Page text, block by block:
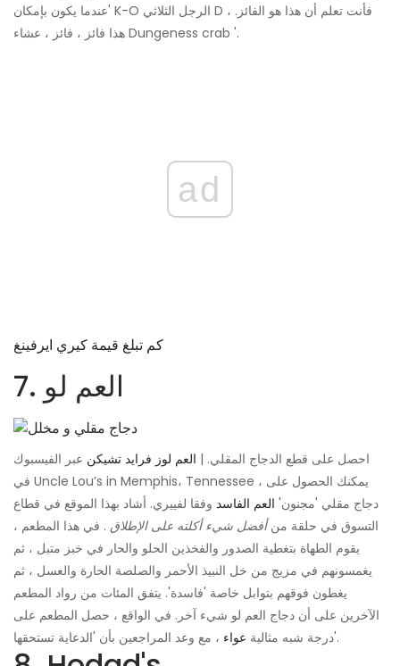
'عندما يكون بإمكان K-O الرجل الثلاثي D ، فأنت تعلم أن هذا هو الفائز.
هذا فائز ، فائز ، عشاء Dungeness crab '.
ad
كم تبلغ قيمة كيري ايرفينغ
7. العم لو
احصل على قطع الدجاج المقلي. | العم لوز فرايد تشيكن عبر الفيسبوك
في Uncle Lou’s in Memphis، Tennessee ، يمكنك الحصول على
دجاج مقلي 'مجنون' العم الفاسد وفقا لفييري. أشاد بهذا الموقع في قطاع
التسوق في حلقة منأفضل شيء أكلته على الإطلاق . في هذا المطعم ،
يقوم الطهاة بتغطية الصدور والفخذين الحلو والحار في خبز متبل ، ثم
يغمسونهم في مزيج من خل النبيذ الأحمر والصلصة الحارة والعسل ، ثم
يغطون فوقهم بتوابل خاصة 'فاسدة'. يتفق المئات من رواد المطعم
الآخرين على أن دجاج العم لو شيء آخر. في الواقع ، حصل المطعم على
درجة شبه مثالية عواء ، مع وعد المراجعين بأن 'الدعاية تستحقها'.